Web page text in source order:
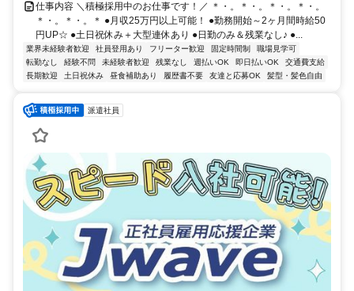
仕事内容 ＼積極採用中のお仕事です！／ ＊・。＊・。＊・。＊・。
＊・。＊・。＊ ●月収25万円以上可能！ ●勤務開始～2ヶ月間時給50
円UP☆ ●土日祝休み＋大型連休あり ●日勤のみ＆残業なし♪ ●...
業界未経験者歓迎 社員登用あり フリーター歓迎 固定時間制
職場見学可
転勤なし
経験不問 未経験者歓迎 残業なし 週払いOK 即日払いOK
交通費支給
長期歓迎
土日祝休み 昼食補助あり 履歴書不要 友達と応募OK 髪型・髪色自由
派遣社員